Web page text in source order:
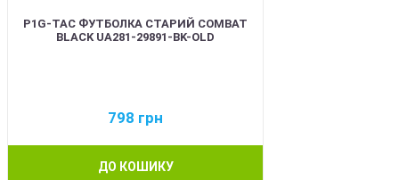
P1G-TAC ФУТБОЛКА СТАРИЙ COMBAT
BLACK UA281-29891-BK-OLD
798 грн
ДО КОШИКУ